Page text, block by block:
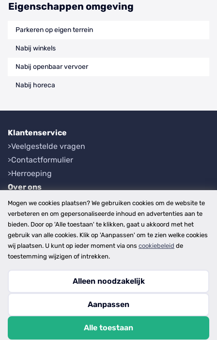
Eigenschappen omgeving
Parkeren op eigen terrein
Nabij winkels
Nabij openbaar vervoer
Nabij horeca
Klantenservice
Veelgestelde vragen
Contactformulier
Herroeping
Over ons
Bedrijfsgegevens
Werkwijze
Overzichten
Plaatsen
Provincies
Copyright © 2026
privacy- en cookiebeleid
Mogen we cookies plaatsen? We gebruiken cookies om de website te
verbeteren en om gepersonaliseerde inhoud en advertenties aan te
bieden. Door op 'Alle toestaan' te klikken, gaat u akkoord met het
gebruik van alle cookies. Klik op 'Aanpassen' om te zien welke cookies
wij plaatsen. U kunt op ieder moment via ons cookiebeleid de
toestemming wijzigen of intrekken.
Alleen noodzakelijk
Aanpassen
Alle toestaan